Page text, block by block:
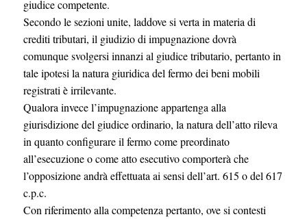
giudice competente.
Secondo le sezioni unite, laddove si verta in materia di
crediti tributari, il giudizio di impugnazione dovrà
comunque svolgersi innanzi al giudice tributario, pertanto in
tale ipotesi la natura giuridica del fermo dei beni mobili
registrati è irrilevante.
Qualora invece l’impugnazione appartenga alla
giurisdizione del giudice ordinario, la natura dell’atto rileva
in quanto configurare il fermo come preordinato
all’esecuzione o come atto esecutivo comporterà che
l’opposizione andrà effettuata ai sensi dell’art. 615 o del 617
c.p.c.
Con riferimento alla competenza pertanto, ove si contesti